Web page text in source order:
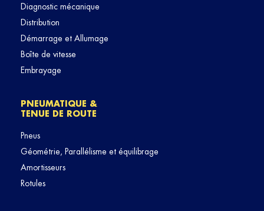
Diagnostic mécanique
Distribution
Démarrage et Allumage
Boîte de vitesse
Embrayage
PNEUMATIQUE &
TENUE DE ROUTE
Pneus
Géométrie, Parallélisme et équilibrage
Amortisseurs
Rotules